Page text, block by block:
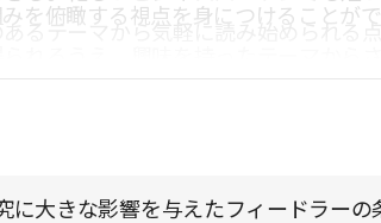
みしても、仕事の捉え方が少しずつ
を俯瞰する視点を身につけることが
がる一冊である。
に大きな影響を与えたフィードラーの